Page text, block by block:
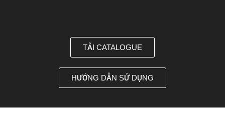
TẢI CATALOGUE
HƯỚNG DẪN SỬ DỤNG